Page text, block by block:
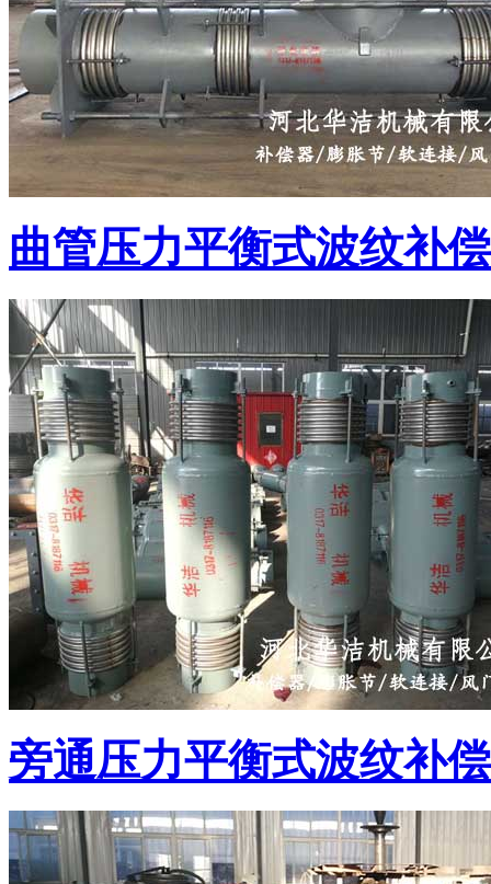
曲管压力平衡式波纹补
旁通压力平衡式波纹补